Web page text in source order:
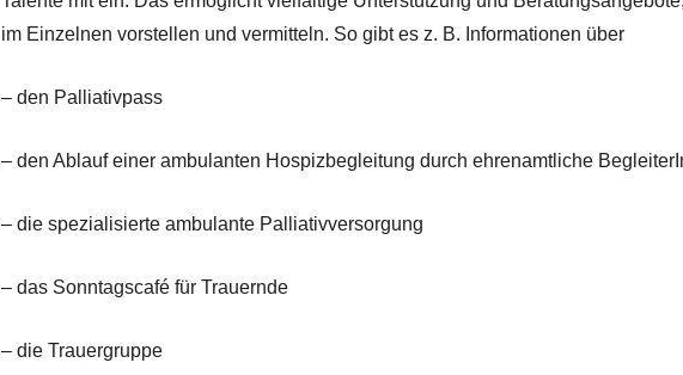
im Einzelnen vorstellen und vermitteln. So gibt es z. B. Informationen über
– den Palliativpass
– den Ablauf einer ambulanten Hospizbegleitung durch ehrenamtliche
– die spezialisierte ambulante Palliativversorgung
– das Sonntagscafé für Trauernde
– die Trauergruppe